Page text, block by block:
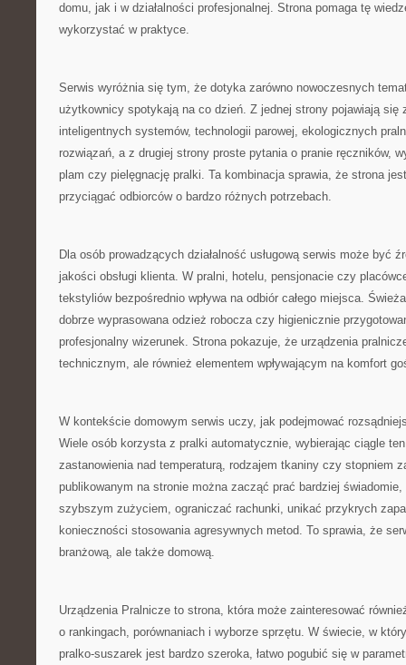
domu, jak i w działalności profesjonalnej. Strona pomaga tę
wykorzystać w praktyce.
Serwis wyróżnia się tym, że dotyka zarówno nowoczesnych
użytkownicy spotykają na co dzień. Z jednej strony pojawiają się
inteligentnych systemów, technologii parowej, ekologicznych
rozwiązań, a z drugiej strony proste pytania o pranie ręczników,
plam czy pielęgnację pralki. Ta kombinacja sprawia, że strona
przyciągać odbiorców o bardzo różnych potrzebach.
Dla osób prowadzących działalność usługową serwis może być
jakości obsługi klienta. W pralni, hotelu, pensjonacie czy
tekstyliów bezpośrednio wpływa na odbiór całego miejsca.
dobrze wyprasowana odzież robocza czy higienicznie
profesjonalny wizerunek. Strona pokazuje, że urządzenia
technicznym, ale również elementem wpływającym na komfort
W kontekście domowym serwis uczy, jak podejmować
Wiele osób korzysta z pralki automatycznie, wybierając ciągle
zastanowienia nad temperaturą, rodzajem tkaniny czy stopniem
publikowanym na stronie można zacząć prać bardziej
szybszym zużyciem, ograniczać rachunki, unikać przykrych
konieczności stosowania agresywnych metod. To sprawia, że
branżową, ale także domową.
Urządzenia Pralnicze to strona, która może zainteresować
o rankingach, porównaniach i wyborze sprzętu. W świecie, w
pralko-suszarek jest bardzo szeroka, łatwo pogubić się w